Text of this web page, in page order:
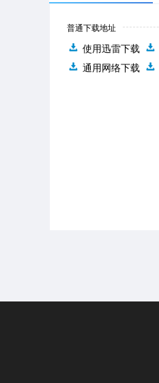
普通下载地址
使用迅雷下载
通用网络下载